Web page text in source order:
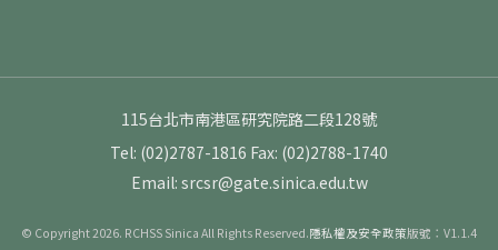
115台北市南港區研究院路二段128號
Tel: (02)2787-1816 Fax: (02)2788-1740
Email: srcsr@gate.sinica.edu.tw
© Copyright 2026. RCHSS Sinica All Rights Reserved.隱私權及安全政策版號：V1.1.4